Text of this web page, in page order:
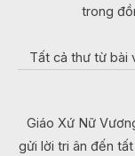
trong
Tất cả thư từ bài
Giáo Xứ Nữ
gửi lời tri ân đến